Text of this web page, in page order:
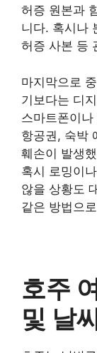
허증 원본과
니다. 혹시나
허증 사본 등
마지막으로
기보다는 디
스마트폰이
항공권, 숙박
훼손이 발생
혹시 로밍이
않을 상황도
같은 방법으
호주
및 날